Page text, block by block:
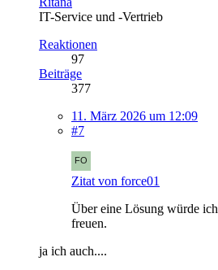
IT-Service und -Vertrieb
Reaktionen
97
Beiträge
377
11. März 2026 um 12:09
#7
Zitat von force01
Über eine Lösung würde
freuen.
ja ich auch....